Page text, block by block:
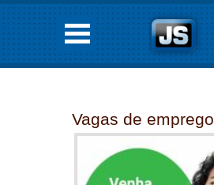
Vagas de emprego